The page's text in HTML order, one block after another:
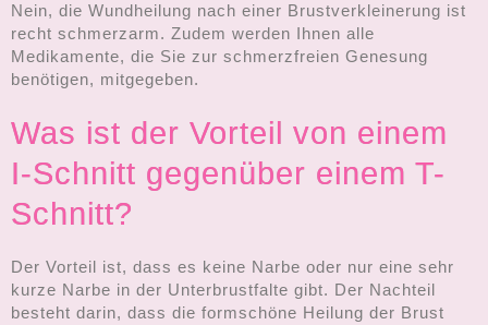
Nein, die Wundheilung nach einer Brustverkleinerung ist
recht schmerzarm. Zudem werden Ihnen alle
Medikamente, die Sie zur schmerzfreien Genesung
benötigen, mitgegeben.
Was ist der Vorteil von einem
I-Schnitt gegenüber einem T-
Schnitt?
Der Vorteil ist, dass es keine Narbe oder nur eine sehr
kurze Narbe in der Unterbrustfalte gibt. Der Nachteil
besteht darin, dass die formschöne Heilung der Brust